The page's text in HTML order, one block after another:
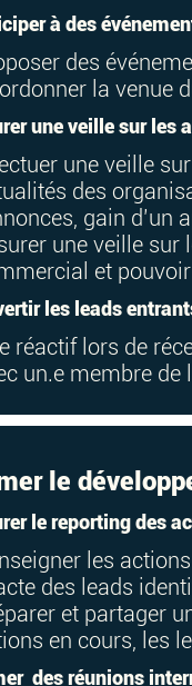
à des
des
la venue
une veille sur les
une veille
des
gain d’un
une veille sur
et
les leads
réactif lors de
un.e membre de
le
le reporting des
les
des leads
et partager
en cours, les
des réunions